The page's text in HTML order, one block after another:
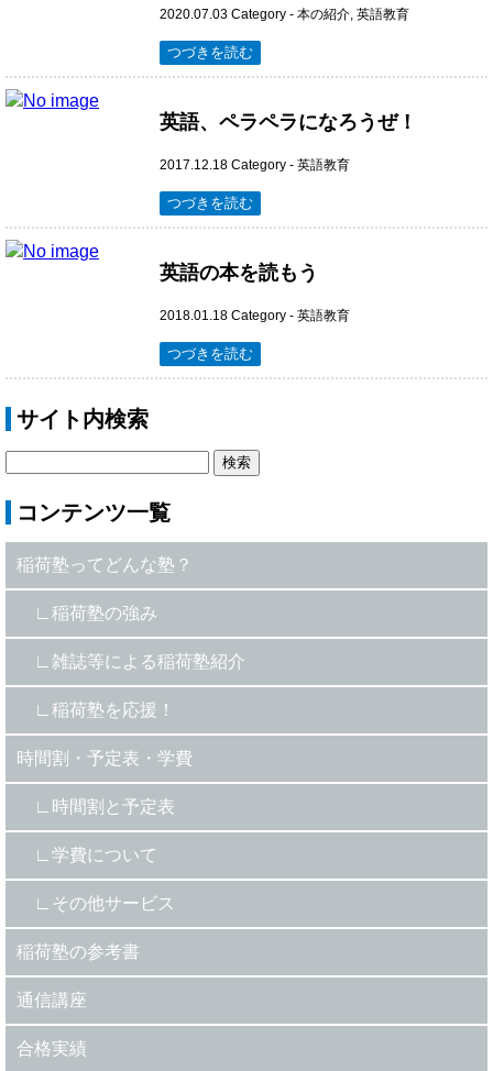
2020.07.03 Category - 本の紹介, 英語教育
つづきを読む
英語、ペラペラになろうぜ！
2017.12.18 Category - 英語教育
つづきを読む
英語の本を読もう
2018.01.18 Category - 英語教育
つづきを読む
サイト内検索
コンテンツ一覧
稲荷塾ってどんな塾？
稲荷塾の強み
雑誌等による稲荷塾紹介
稲荷塾を応援！
時間割・予定表・学費
時間割と予定表
学費について
その他サービス
稲荷塾の参考書
通信講座
合格実績